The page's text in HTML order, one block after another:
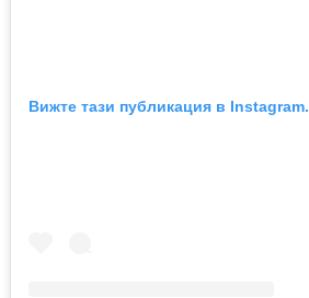
Вижте тази публикация в Instagram.